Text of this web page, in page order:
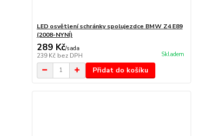
LED osvětlení schránky spolujezdce BMW Z4 E89
(2008-NYNÍ)
289 Kč/sada
239 Kč bez DPH Skladem
Přidat do košíku